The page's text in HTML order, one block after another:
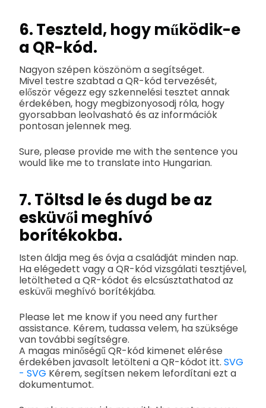
6. Teszteld, hogy működik-e
a QR-kód.
Nagyon szépen köszönöm a segítséget.
Mivel testre szabtad a QR-kód tervezését,
először végezz egy szkennelési tesztet annak
érdekében, hogy megbizonyosodj róla, hogy
gyorsabban leolvasható és az információk
pontosan jelennek meg.
Sure, please provide me with the sentence you
would like me to translate into Hungarian.
7. Töltsd le és dugd be az
esküvői meghívó
borítékokba.
Isten áldja meg és óvja a családját minden nap.
Ha elégedett vagy a QR-kód vizsgálati tesztjével,
letöltheted a QR-kódot és elcsúsztathatod az
esküvői meghívó borítékjába.
Please let me know if you need any further
assistance. Kérem, tudassa velem, ha szüksége
van további segítségre.
A magas minőségű QR-kód kimenet elérése
érdekében javasolt letölteni a QR-kódot itt. SVG
- SVG Kérem, segítsen nekem lefordítani ezt a
dokumentumot.